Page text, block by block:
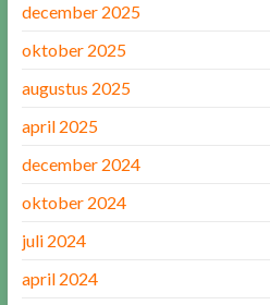
december 2025
oktober 2025
augustus 2025
april 2025
december 2024
oktober 2024
juli 2024
april 2024